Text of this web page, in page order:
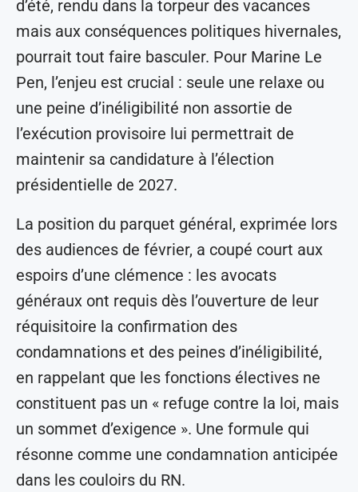
d’été, rendu dans la torpeur des vacances
mais aux conséquences politiques hivernales,
pourrait tout faire basculer. Pour Marine Le
Pen, l’enjeu est crucial : seule une relaxe ou
une peine d’inéligibilité non assortie de
l’exécution provisoire lui permettrait de
maintenir sa candidature à l’élection
présidentielle de 2027.
La position du parquet général, exprimée lors
des audiences de février, a coupé court aux
espoirs d’une clémence : les avocats
généraux ont requis dès l’ouverture de leur
réquisitoire la confirmation des
condamnations et des peines d’inéligibilité,
en rappelant que les fonctions électives ne
constituent pas un « refuge contre la loi, mais
un sommet d’exigence ». Une formule qui
résonne comme une condamnation anticipée
dans les couloirs du RN.